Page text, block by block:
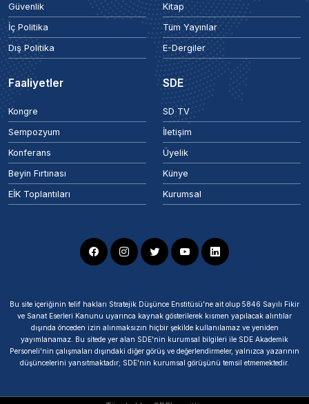
Güvenlik
İç Politika
Dış Politika
Kitap
Tüm Yayınlar
E-Dergiler
Faaliyetler
Kongre
Sempozyum
Konferans
Beyin Fırtınası
EİK Toplantıları
SDE
SD TV
İletişim
Üyelik
Künye
Kurumsal
Bu site içeriğinin telif hakları Stratejik Düşünce Enstitüsü’ne ait olup 5846 Sayılı Fikir
ve Sanat Eserleri Kanunu uyarınca kaynak gösterilerek kısmen yapılacak alıntılar
dışında önceden izin alınmaksızın hiçbir şekilde kullanılamaz ve yeniden
yayımlanamaz. Bu sitede yer alan SDE'nin kurumsal bilgileri ile SDE Akademik
Personeli'nin çalışmaları dışındaki diğer görüş ve değerlendirmeler, yalnızca yazarının
düşüncelerini yansıtmaktadır; SDE'nin kurumsal görüşünü temsil etmemektedir.